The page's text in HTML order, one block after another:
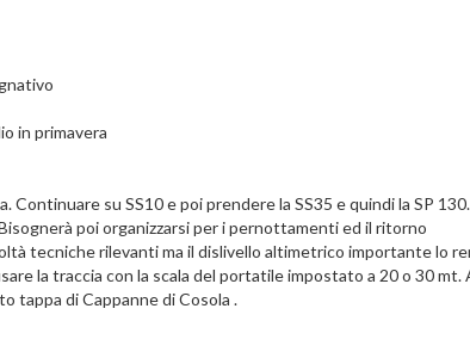
in primavera
su SS10 e poi prendere la SS35 e quindi la SP
poi organizzarsi per i pernottamenti ed il ritorno
tecniche rilevanti ma il dislivello altimetrico importante lo
la traccia con la scala del portatile impostato a 20 o 30
tappa di Cappanne di Cosola .